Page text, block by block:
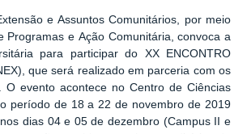
e Assuntos Comunitários, por meio
Programas e Ação Comunitária, convoca a
para participar do XX ENCONTRO
que será realizado em parceria com os
O evento acontece no Centro de Ciências
período de 18 a 22 de novembro de 2019
dias 04 e 05 de dezembro (Campus II e